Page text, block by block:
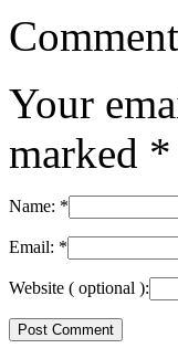
Your
marked *
Name: *
Email: *
Website ( optional ):